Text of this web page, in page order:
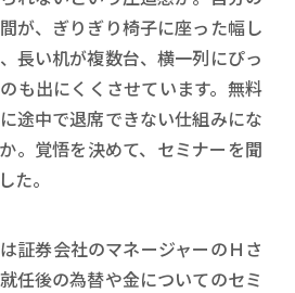
が、ぎりぎり椅子に座った幅し
長い机が複数台、横一列にぴっ
も出にくくさせています。無料
途中で退席できない仕組みにな
。覚悟を決めて、セミナーを聞
た。
証券会社のマネージャーのＨさ
任後の為替や金についてのセミ